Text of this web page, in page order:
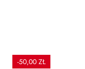
-50,00 ZŁ